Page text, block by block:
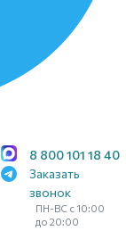
8 800 101 18 40
Заказать
звонок
ПН-ВС с 10:00
до 20:00